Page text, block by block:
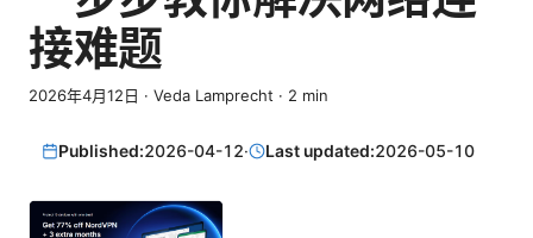
接难题
2026年4月12日 · Veda Lamprecht · 2 min
Published:2026-04-12· Last updated:2026-05-10